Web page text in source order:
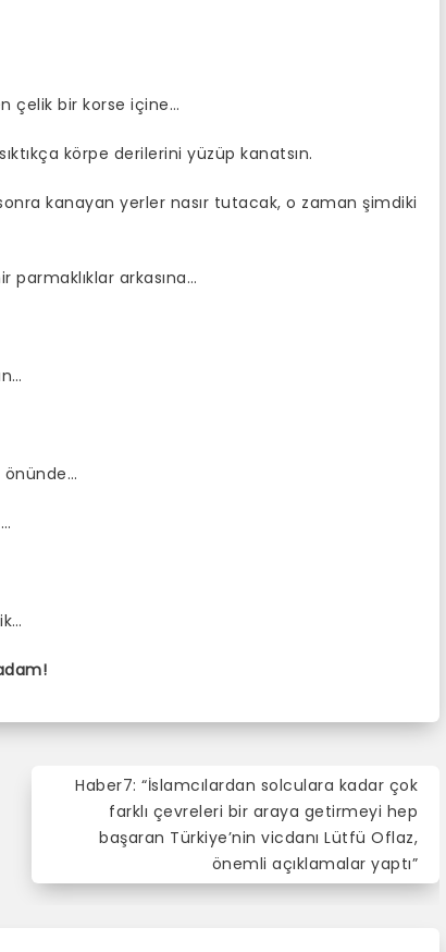
çelik bir korse içine…
körpe derilerini yüzüp kanatsın.
kanayan yerler nasır tutacak, o zaman şimdiki
parmaklıklar arkasına…
Haber7: “İslamcılardan solculara kadar çok
farklı çevreleri bir araya getirmeyi hep
başaran Türkiye’nin vicdanı Lütfü Oflaz,
önemli açıklamalar yaptı”
110220171621359659203_3